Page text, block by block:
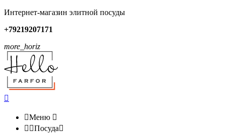
Интернет-магазин элитной посуды
+79219207171
more_horiz

Меню 
 Посуда